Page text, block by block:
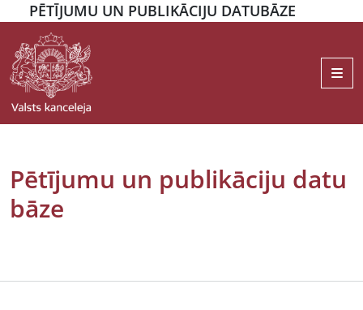
PĒTĪJUMU UN PUBLIKĀCIJU DATUBĀZE
Pētījumu un publikāciju datu
bāze